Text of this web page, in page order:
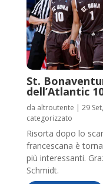
St.
dell’Atlantic
da altroutente | 29
categorizzato
Risorta dopo lo
francescana è
più interessanti.
Schmidt.